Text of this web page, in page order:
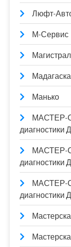
Люфт-
М-Сервис
Манько
МАСТЕР-
диагностики
МАСТЕР-
диагностики
МАСТЕР-
диагностики